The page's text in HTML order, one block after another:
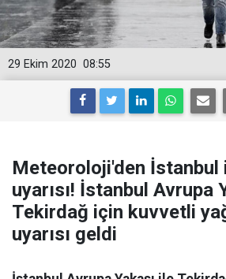
08:55
29 Ekim 2020
Meteoroloji'den İstanbul
uyarısı! İstanbul Avrupa
Tekirdağ için kuvvetli
uyarısı geldi